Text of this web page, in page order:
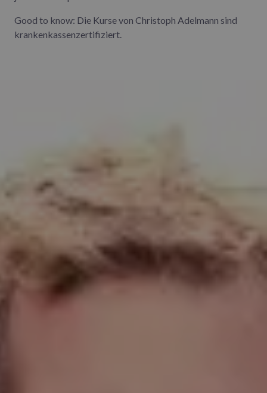
Good to know: Die Kurse von Christoph Adelmann sind
krankenkassenzertifiziert.